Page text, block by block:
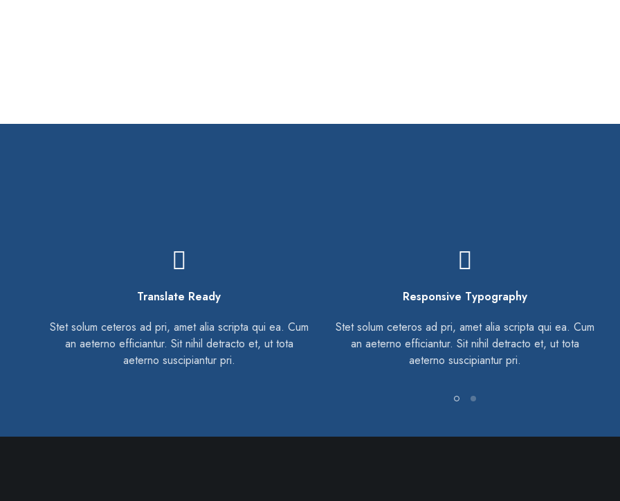
Responsive Typography
Stet solum ceteros ad pri, amet alia scripta qui ea. Cum
an aeterno efficiantur. Sit nihil detracto et, ut tota
aeterno suscipiantur pri.
Dedicated Support
Stet solum ceteros ad pri, amet alia scripta qui ea. Cum
an aeterno efficiantur. Sit nihil detracto et, ut tota
aeterno suscipiantur pri.